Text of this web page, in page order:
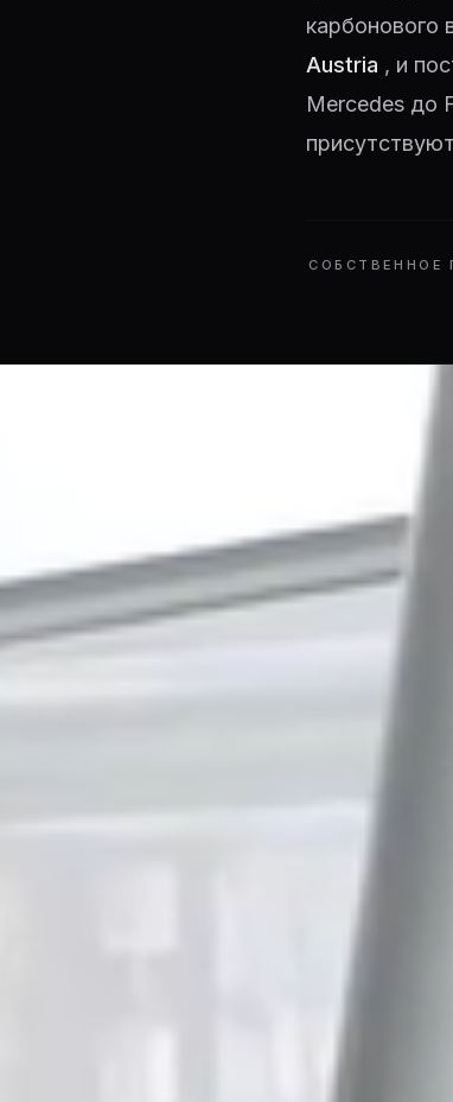
карбонового
Austria , и
Mercedes до
СОБСТВЕННОЕ